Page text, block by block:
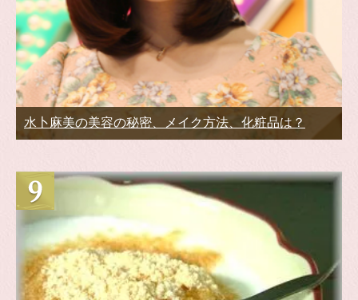
水卜麻美の美容の秘密、メイク方法、化粧品は？